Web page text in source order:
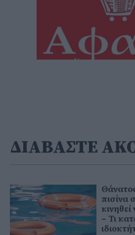
ΔΙΑΒΑΣΤΕ
πισίνα
– Τι